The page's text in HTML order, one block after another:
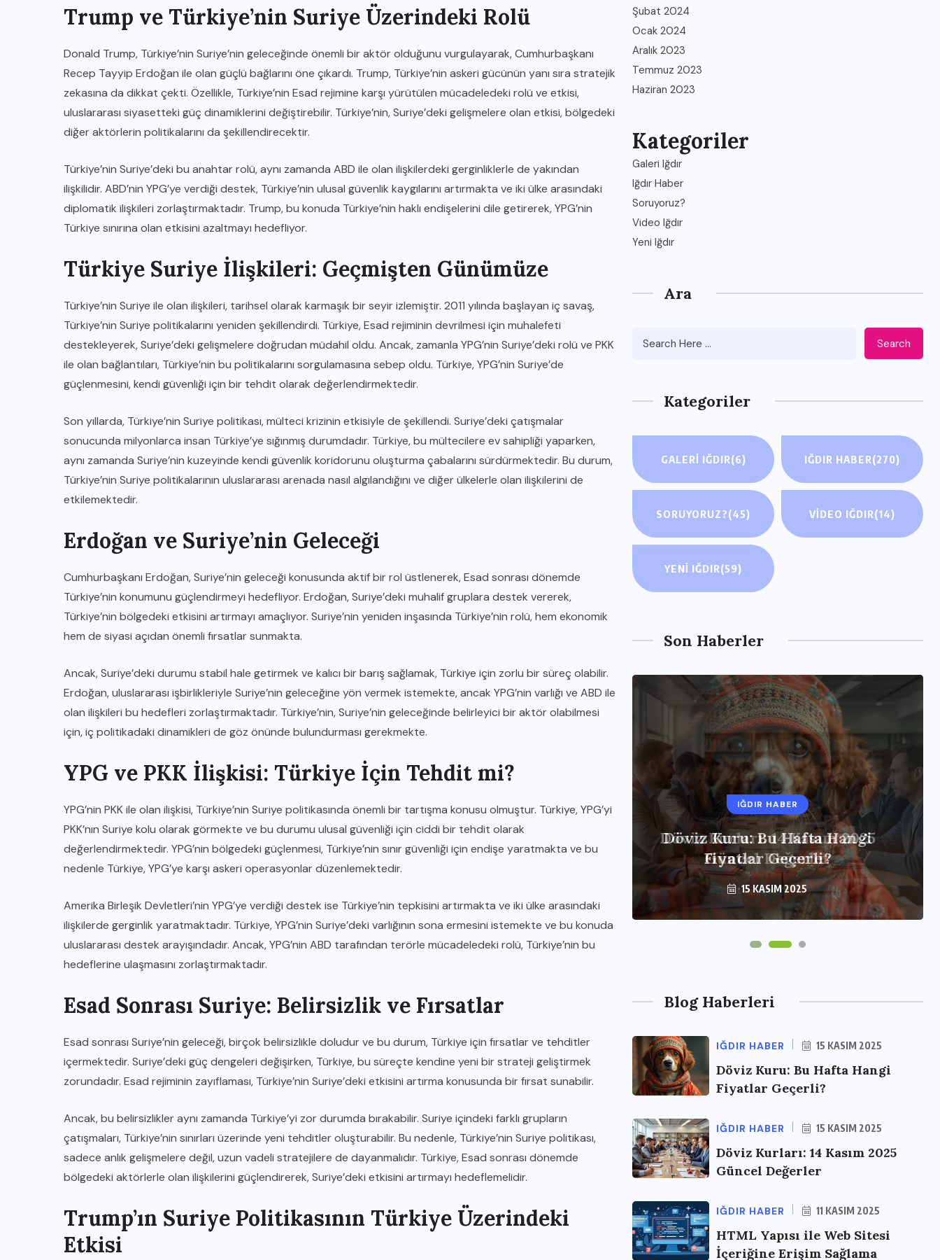
Trump ve Türkiye’nin Suriye Üzerindeki Rolü
Donald Trump, Türkiye’nin Suriye’nin geleceğinde önemli bir aktör olduğunu vurgulayarak, Cumhurbaşkanı
Recep Tayyip Erdoğan ile olan güçlü bağlarını öne çıkardı. Trump, Türkiye’nin askeri gücünün yanı sıra stratejik
zekasına da dikkat çekti. Özellikle, Türkiye’nin Esad rejimine karşı yürütülen mücadeledeki rolü ve etkisi,
uluslararası siyasetteki güç dinamiklerini değiştirebilir. Türkiye’nin, Suriye’deki gelişmelere olan etkisi, bölgedeki
diğer aktörlerin politikalarını da şekillendirecektir.
Türkiye’nin Suriye’deki bu anahtar rolü, aynı zamanda ABD ile olan ilişkilerdeki gerginliklerle de yakından
ilişkilidir. ABD’nin YPG’ye verdiği destek, Türkiye’nin ulusal güvenlik kaygılarını artırmakta ve iki ülke arasındaki
diplomatik ilişkileri zorlaştırmaktadır. Trump, bu konuda Türkiye’nin haklı endişelerini dile getirerek, YPG’nin
Türkiye sınırına olan etkisini azaltmayı hedefliyor.
Türkiye Suriye İlişkileri: Geçmişten Günümüze
Türkiye’nin Suriye ile olan ilişkileri, tarihsel olarak karmaşık bir seyir izlemiştir. 2011 yılında başlayan iç savaş,
Türkiye’nin Suriye politikalarını yeniden şekillendirdi. Türkiye, Esad rejiminin devrilmesi için muhalefeti
destekleyerek, Suriye’deki gelişmelere doğrudan müdahil oldu. Ancak, zamanla YPG’nin Suriye’deki rolü ve PKK
ile olan bağlantıları, Türkiye’nin bu politikalarını sorgulamasına sebep oldu. Türkiye, YPG’nin Suriye’de
güçlenmesini, kendi güvenliği için bir tehdit olarak değerlendirmektedir.
Son yıllarda, Türkiye’nin Suriye politikası, mülteci krizinin etkisiyle de şekillendi. Suriye’deki çatışmalar
sonucunda milyonlarca insan Türkiye’ye sığınmış durumdadır. Türkiye, bu mültecilere ev sahipliği yaparken,
aynı zamanda Suriye’nin kuzeyinde kendi güvenlik koridorunu oluşturma çabalarını sürdürmektedir. Bu durum,
Türkiye’nin Suriye politikalarının uluslararası arenada nasıl algılandığını ve diğer ülkelerle olan ilişkilerini de
etkilemektedir.
Erdoğan ve Suriye’nin Geleceği
Cumhurbaşkanı Erdoğan, Suriye’nin geleceği konusunda aktif bir rol üstlenerek, Esad sonrası dönemde
Türkiye’nin konumunu güçlendirmeyi hedefliyor. Erdoğan, Suriye’deki muhalif gruplara destek vererek,
Türkiye’nin bölgedeki etkisini artırmayı amaçlıyor. Suriye’nin yeniden inşasında Türkiye’nin rolü, hem ekonomik
hem de siyasi açıdan önemli fırsatlar sunmakta.
Ancak, Suriye’deki durumu stabil hale getirmek ve kalıcı bir barış sağlamak, Türkiye için zorlu bir süreç olabilir.
Erdoğan, uluslararası işbirlikleriyle Suriye’nin geleceğine yön vermek istemekte, ancak YPG’nin varlığı ve ABD ile
olan ilişkileri bu hedefleri zorlaştırmaktadır. Türkiye’nin, Suriye’nin geleceğinde belirleyici bir aktör olabilmesi
için, iç politikadaki dinamikleri de göz önünde bulundurması gerekmekte.
YPG ve PKK İlişkisi: Türkiye İçin Tehdit mi?
YPG’nin PKK ile olan ilişkisi, Türkiye’nin Suriye politikasında önemli bir tartışma konusu olmuştur. Türkiye, YPG’yi
PKK’nın Suriye kolu olarak görmekte ve bu durumu ulusal güvenliği için ciddi bir tehdit olarak
değerlendirmektedir. YPG’nin bölgedeki güçlenmesi, Türkiye’nin sınır güvenliği için endişe yaratmakta ve bu
nedenle Türkiye, YPG’ye karşı askeri operasyonlar düzenlemektedir.
Amerika Birleşik Devletleri’nin YPG’ye verdiği destek ise Türkiye’nin tepkisini artırmakta ve iki ülke arasındaki
ilişkilerde gerginlik yaratmaktadır. Türkiye, YPG’nin Suriye’deki varlığının sona ermesini istemekte ve bu konuda
uluslararası destek arayışındadır. Ancak, YPG’nin ABD tarafından terörle mücadeledeki rolü, Türkiye’nin bu
hedeflerine ulaşmasını zorlaştırmaktadır.
Esad Sonrası Suriye: Belirsizlik ve Fırsatlar
Esad sonrası Suriye’nin geleceği, birçok belirsizlikle doludur ve bu durum, Türkiye için fırsatlar ve tehditler
içermektedir. Suriye’deki güç dengeleri değişirken, Türkiye, bu süreçte kendine yeni bir strateji geliştirmek
zorundadır. Esad rejiminin zayıflaması, Türkiye’nin Suriye’deki etkisini artırma konusunda bir fırsat sunabilir.
Ancak, bu belirsizlikler aynı zamanda Türkiye’yi zor durumda bırakabilir. Suriye içindeki farklı grupların
çatışmaları, Türkiye’nin sınırları üzerinde yeni tehditler oluşturabilir. Bu nedenle, Türkiye’nin Suriye politikası,
sadece anlık gelişmelere değil, uzun vadeli stratejilere de dayanmalıdır. Türkiye, Esad sonrası dönemde
bölgedeki aktörlerle olan ilişkilerini güçlendirerek, Suriye’deki etkisini artırmayı hedeflemelidir.
Trump’ın Suriye Politikasının Türkiye Üzerindeki
Etkisi
Şubat 2024
Ocak 2024
Aralık 2023
Temmuz 2023
Haziran 2023
Kategoriler
Galeri Iğdır
Iğdır Haber
Soruyoruz?
Video Iğdır
Yeni Iğdır
Ara
Search
Kategoriler
GALERI IĞDIR(6) IĞDIR HABER(270)
SORUYORUZ?(45) VIDEO IĞDIR(14)
YENI IĞDIR(59)
Son Haberler
IĞDIR HABER
HTML Yapısı ile Web Sitesi
İçeriğine Erişim Sağlama
IĞDIR HABER
Döviz Kuru: Bu Hafta Hangi
Fiyatlar Geçerli?
IĞDIR HABER
Döviz Kurları: 14 Kasım 2025
Güncel Değerler
15 KASIM 2025
Blog Haberleri
IĞDIR HABER 15 KASIM 2025
Döviz Kuru: Bu Hafta Hangi
Fiyatlar Geçerli?
IĞDIR HABER 15 KASIM 2025
Döviz Kurları: 14 Kasım 2025
Güncel Değerler
IĞDIR HABER 11 KASIM 2025
HTML Yapısı ile Web Sitesi
İçeriğine Erişim Sağlama